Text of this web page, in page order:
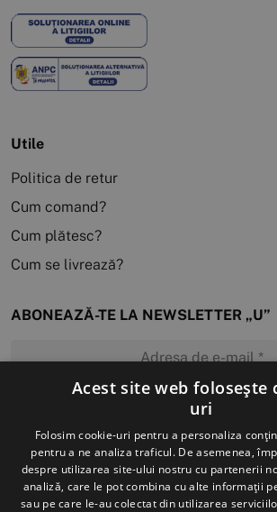
Utile
Politica de retur
Cum comand?
Cum plătesc?
Cum se livrează?
ABONEAZĂ-TE LA NEWSLETTER „U”
MĂ ABONEZ
Acest site web folosește
uri
Folosim cookie-uri pentru a personaliza
pentru a ne analiza traficul. De asemenea,
despre utilizarea site-ului nostru cu partenerii
analiză, care le pot combina cu alte informații
sau pe care le-au colectat din utilizarea